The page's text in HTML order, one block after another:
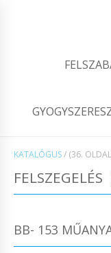
KATALÓGUS/ (36.
FELSZEGELÉS
BB- 153